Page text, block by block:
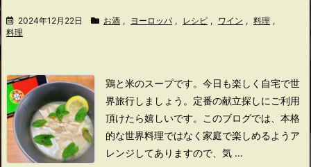
2024年12月22日 お酒 , ヨーロッパ , レシピ , ワイン , 料理 ,
料理
鶏と米のスープです。 今日も楽しく自宅で世
界旅行しましょう。 定番の献立探しにご利用
頂けたら嬉しいです。
このブログでは、本格
的な世界料理ではなく家庭で楽しめるようア
レンジしてありますので、 気 ...